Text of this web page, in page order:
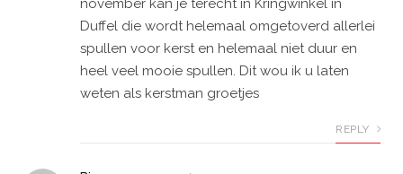
november kan je terecht in Kringwinkel in
Duffel die wordt helemaal omgetoverd allerlei
spullen voor kerst en helemaal niet duur en
heel veel mooie spullen. Dit wou ik u laten
weten als kerstman groetjes
REPLY